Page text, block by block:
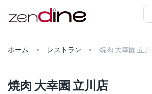
ホーム レストラン 焼肉 大幸園 立川
焼肉 大幸園 立川店